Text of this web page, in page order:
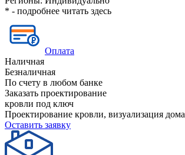
* - подробнее читать здесь
Оплата
Наличная
Безналичная
По счету в любом банке
Заказать проектирование
кровли под ключ
Проектирование кровли, визуализация дома
Оставить заявку